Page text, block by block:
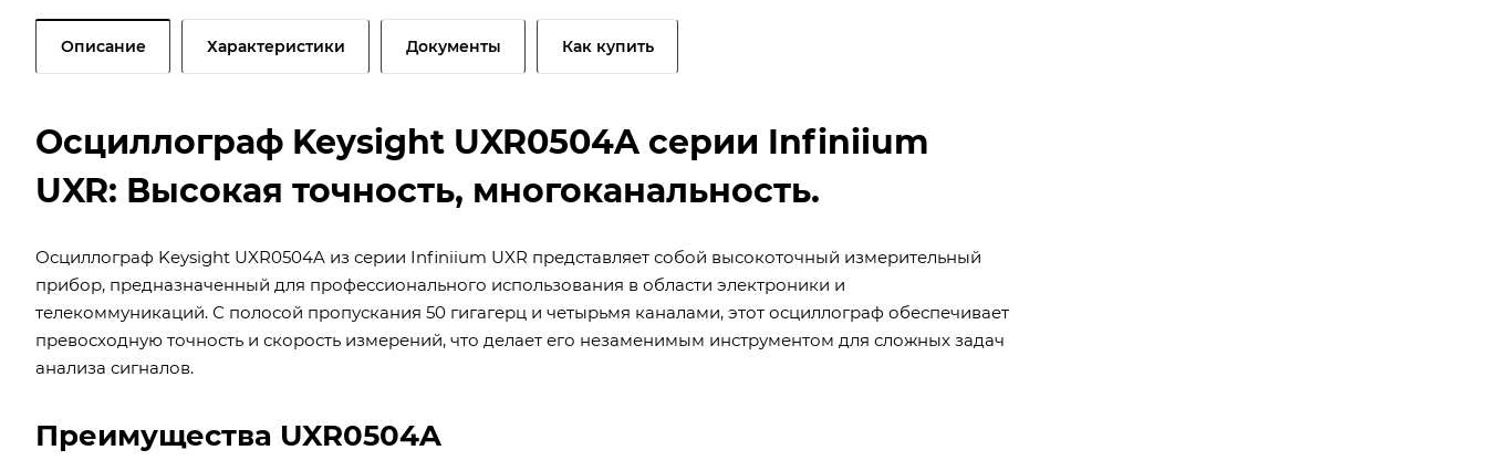
Описание Характеристики Документы Как купить
Осциллограф Keysight UXR0504A серии Infiniium
UXR: Высокая точность, многоканальность.
Осциллограф Keysight UXR0504A из серии Infiniium UXR представляет собой высокоточный измерительный
прибор, предназначенный для профессионального использования в области электроники и
телекоммуникаций. С полосой пропускания 50 гигагерц и четырьмя каналами, этот осциллограф обеспечивает
превосходную точность и скорость измерений, что делает его незаменимым инструментом для сложных задач
анализа сигналов.
Преимущества UXR0504A